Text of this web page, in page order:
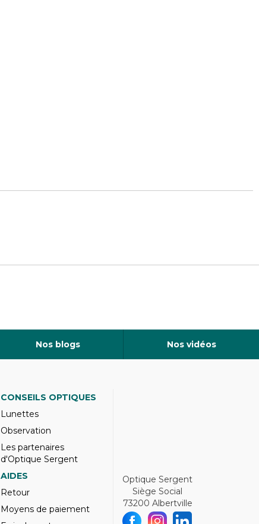
Nos blogs Nos vidéos
CONSEILS OPTIQUES
Lunettes
Observation
Les partenaires
d'Optique Sergent
AIDES
Retour
Moyens de paiement
Optique Sergent
Siège Social
73200 Albertville